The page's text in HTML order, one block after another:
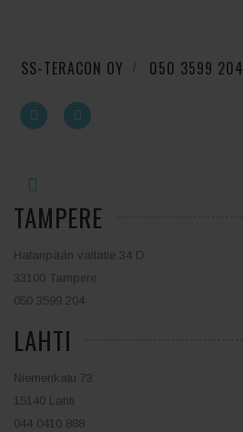
SS-TERACON OY 050 3599 204
TAMPERE
Hatanpään valtatie 34 D
33100 Tampere
050 3599 204
LAHTI
Niemenkatu 73
15140 Lahti
044 0410 888